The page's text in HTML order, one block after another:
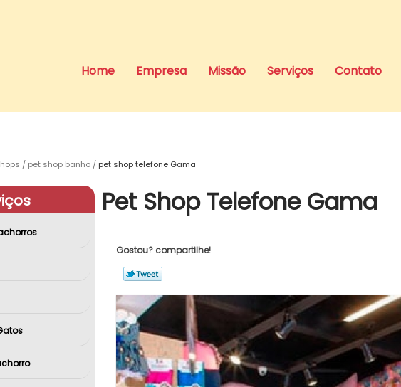
Home Empresa Missão Serviços Contato
pet shop banho pet shop telefone Gama
Pet Shop Telefone Gama
Gostou? compartilhe!